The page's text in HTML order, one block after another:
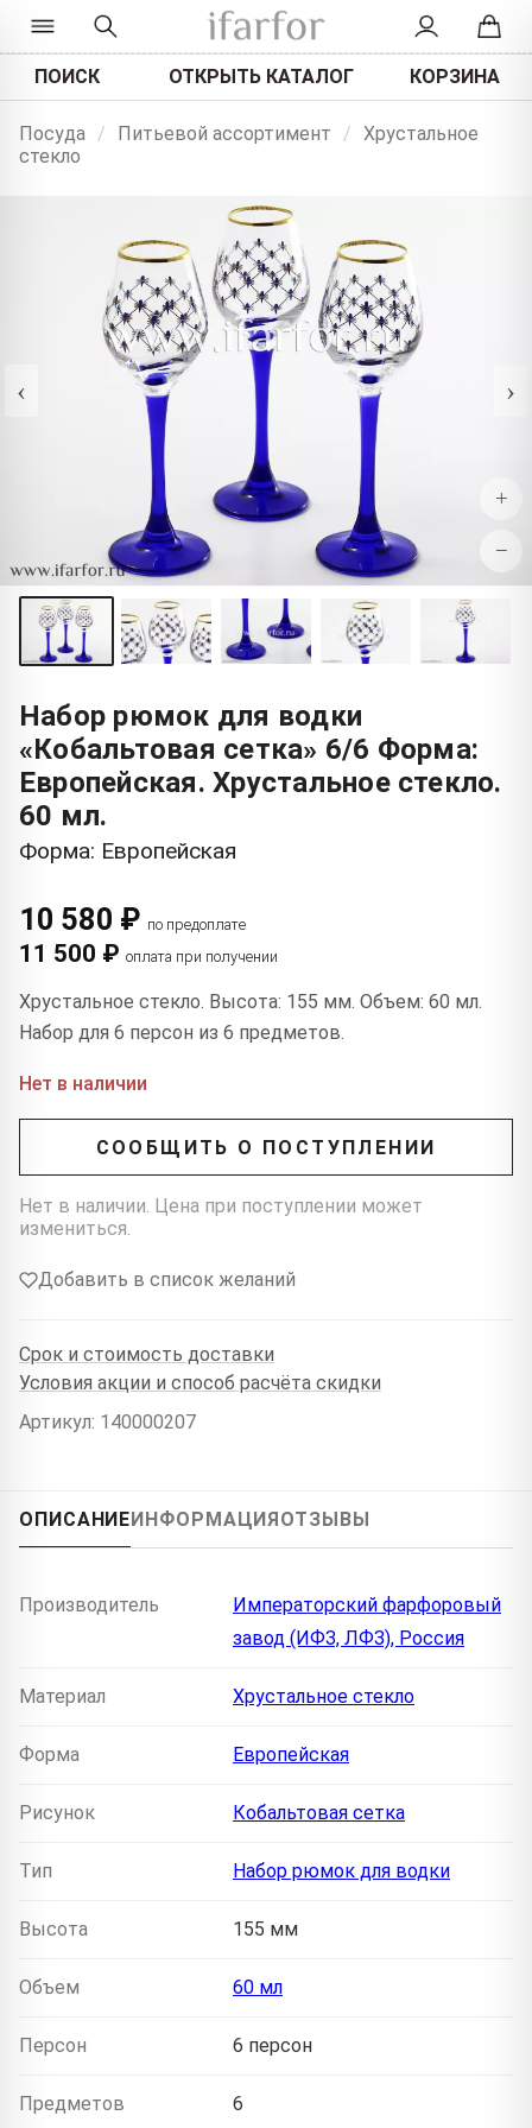
ПОИСК ОТКРЫТЬ КАТАЛОГ КОРЗИНА
Посуда / Питьевой ассортимент / Хрустальное
стекло
‹ ›
+
−
Набор рюмок для водки
«Кобальтовая сетка» 6/6 Форма:
Европейская. Хрустальное стекло.
60 мл.
Форма: Европейская
10 580 ₽ по предоплате
11 500 ₽ оплата при получении
Хрустальное стекло. Высота: 155 мм. Объем: 60 мл.
Набор для 6 персон из 6 предметов.
Нет в наличии
СООБЩИТЬ О ПОСТУПЛЕНИИ
Нет в наличии. Цена при поступлении может
измениться.
Добавить в список желаний
Срок и стоимость доставки
Условия акции и способ расчёта скидки
Артикул: 140000207
ОПИСАНИЕ ИНФОРМАЦИЯ ОТЗЫВЫ
Производитель
Императорский фарфоровый
завод (ИФЗ, ЛФЗ), Россия
Материал Хрустальное стекло
Форма Европейская
Рисунок Кобальтовая сетка
Тип Набор рюмок для водки
Высота 155 мм
Объем 60 мл
Персон 6 персон
Предметов 6